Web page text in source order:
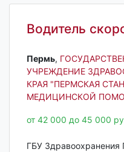
Водитель
Пермь‎,
УЧРЕЖДЕНИЕ
КРАЯ "ПЕРМСКАЯ
МЕДИЦИНСКОЙ
от 42 000 до 45 000
ГБУ